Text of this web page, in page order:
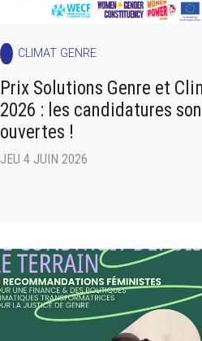
CLIMAT GENRE
Prix Solutions Genre et
2026 : les candidatures
ouvertes !
JEU 4 JUIN 2026